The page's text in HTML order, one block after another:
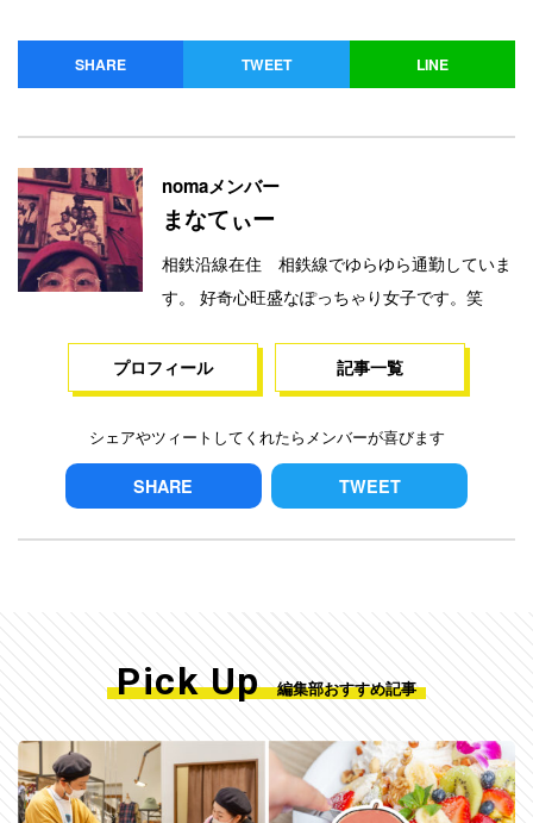
SHARE TWEET LINE
nomaメンバー
まなてぃー
相鉄沿線在住 相鉄線でゆらゆら通勤していま
す。 好奇心旺盛なぽっちゃり女子です。笑
プロフィール 記事一覧
シェアやツィートしてくれたらメンバーが喜びます
SHARE TWEET
Pick Up 編集部おすすめ記事